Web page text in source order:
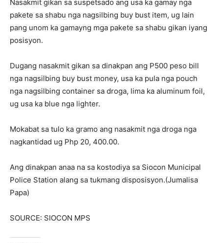
Nasakmit gikan sa suspetsado ang usa ka gamay nga
pakete sa shabu nga nagsilbing buy bust item, ug lain
pang unom ka gamayng mga pakete sa shabu gikan iyang
posisyon.
Dugang nasakmit gikan sa dinakpan ang P500 peso bill
nga nagsilbing buy bust money, usa ka pula nga pouch
nga nagsilbing container sa droga, lima ka aluminum foil,
ug usa ka blue nga lighter.
Mokabat sa tulo ka gramo ang nasakmit nga droga nga
nagkantidad ug Php 20, 400.00.
Ang dinakpan anaa na sa kostodiya sa Siocon Municipal
Police Station alang sa tukmang disposisyon.(Jumalisa
Papa)
SOURCE: SIOCON MPS